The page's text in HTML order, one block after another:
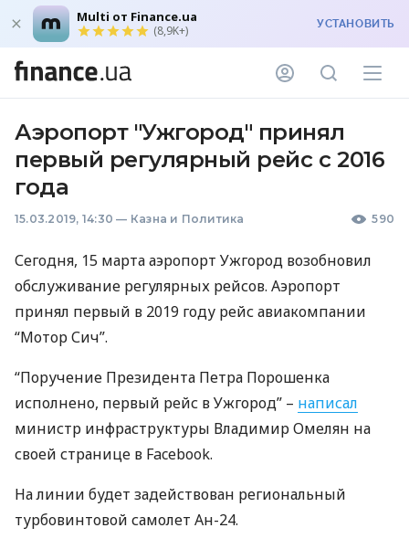
Multi от Finance.ua
(8,9K+) УСТАНОВИТЬ
Аэропорт "Ужгород" принял
первый регулярный рейс с 2016
года
15.03.2019, 14:30 — Казна и Политика 590
Сегодня, 15 марта аэропорт Ужгород возобновил
обслуживание регулярных рейсов. Аэропорт
принял первый в 2019 году рейс авиакомпании
“Мотор Сич”.
“Поручение Президента Петра Порошенка
исполнено, первый рейс в Ужгород” – написал
министр инфраструктуры Владимир Омелян на
своей странице в Facebook.
На линии будет задействован региональный
турбовинтовой самолет Ан-24.